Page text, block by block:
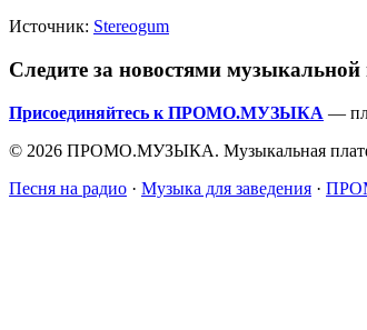
Источник: Stereogum
Следите за новостями музыкальной
Присоединяйтесь к ПРОМО.МУЗЫКА —
© 2026 ПРОМО.МУЗЫКА. Музыкальная
Песня на радио · Музыка для заведения ·